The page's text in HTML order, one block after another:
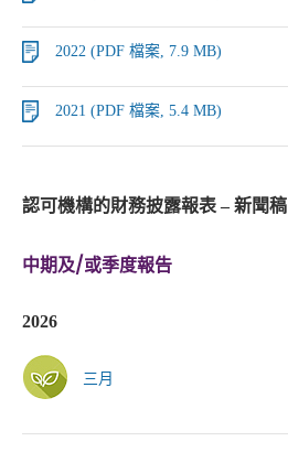
2022 (PDF 檔案, 7.9 MB)
2021 (PDF 檔案, 5.4 MB)
認可機構的財務披露報表 – 新聞稿
中期及/或季度報告
2026
三月